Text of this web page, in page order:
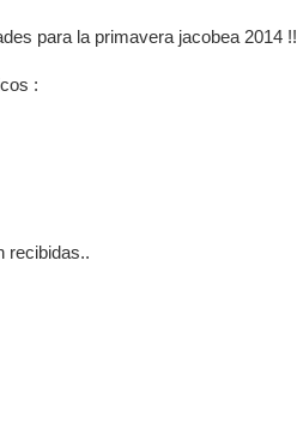
para la primavera jacobea 2014 !!
:
recibidas..